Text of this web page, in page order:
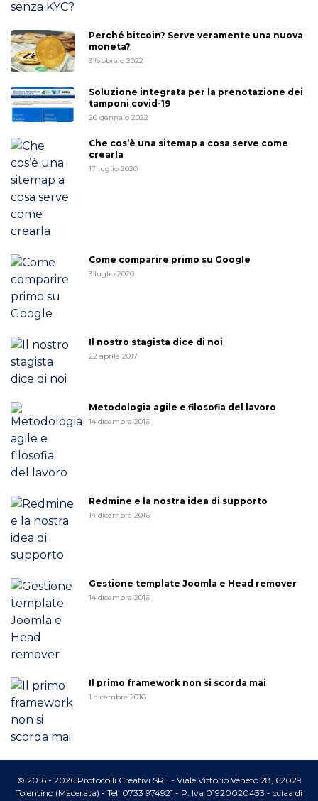
Perché bitcoin? Serve veramente una nuova
moneta?
3 febbraio 2022
Soluzione integrata per la prenotazione dei
tamponi covid-19
20 gennaio 2022
Che cos’è una sitemap a cosa serve come
crearla
17 luglio 2020
Come comparire primo su Google
3 luglio 2020
Il nostro stagista dice di noi
22 aprile 2017
Metodologia agile e filosofia del lavoro
14 dicembre 2016
Redmine e la nostra idea di supporto
14 dicembre 2016
Gestione template Joomla e Head remover
14 dicembre 2016
Il primo framework non si scorda mai
1 dicembre 2016
© 2016 - 2026 Protocolli Creativi SRL - Viale Vittorio Veneto 28, 62029
Tolentino (Macerata) - Tel. 0733 974921 - P. Iva 01920020433 - cciaa di